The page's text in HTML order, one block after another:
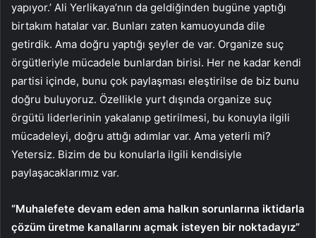
yapıyor.’ Ali Yerlikaya’nın da geldiğinden bugüne yaptığı
birtakım hatalar var. Bunları zaten kamuoyunda dile
getirdik. Ama doğru yaptığı şeyler de var. Organize suç
örgütleriyle mücadele bunlardan birisi. Her ne kadar kendi
partisi içinde, bunu çok paylaşması eleştirilse de biz bunu
doğru buluyoruz. Özellikle yurt dışında organize suç
örgütü liderlerinin yakalanıp getirilmesi, bu konuyla ilgili
mücadeleyi, doğru attığı adımlar var. Ama yeterli mi?
Yetersiz. Bizim de bu konularla ilgili kendisiyle
paylaşacaklarımız var.
“Muhalefete devam eden ama halkın sorunlarına iktidarla
çözüm üretme kanallarını açmak isteyen bir noktadayız”